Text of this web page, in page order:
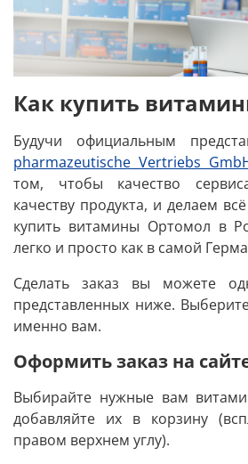
Как купить
Будучи официальным
pharmazeutische Vertriebs
том, чтобы качество
качеству продукта, и делаем
купить витамины Ортомол в
легко и просто как в самой
Сделать заказ вы можете
представленных ниже.
именно вам.
Оформить заказ на
Выбирайте нужные вам
добавляйте их в корзину
правом верхнем углу).